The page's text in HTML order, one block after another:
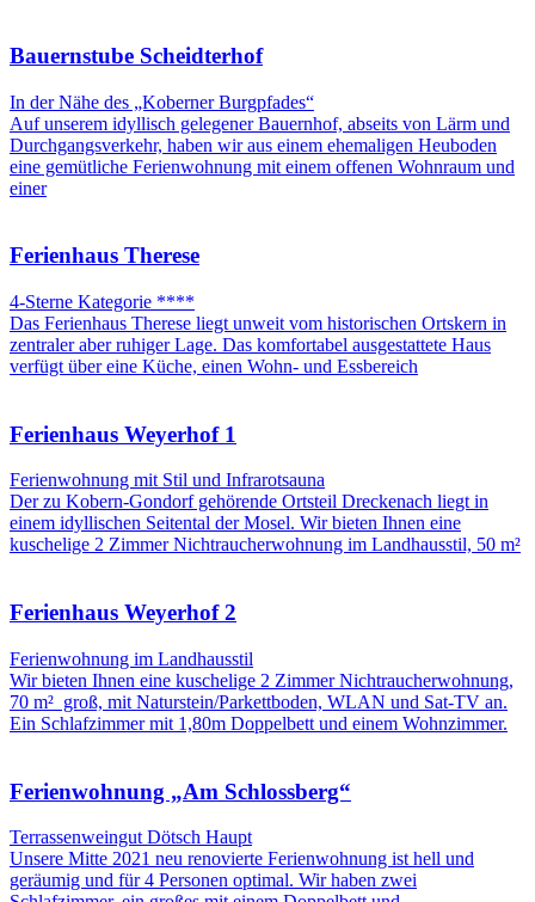
Bauernstube Scheidterhof
In der Nähe des „Koberner Burgpfades“
Auf unserem idyllisch gelegener Bauernhof, abseits von Lärm und
Durchgangsverkehr, haben wir aus einem ehemaligen Heuboden
eine gemütliche Ferienwohnung mit einem offenen Wohnraum und
einer
Ferienhaus Therese
4-Sterne Kategorie ****
Das Ferienhaus Therese liegt unweit vom historischen Ortskern in
zentraler aber ruhiger Lage. Das komfortabel ausgestattete Haus
verfügt über eine Küche, einen Wohn- und Essbereich
Ferienhaus Weyerhof 1
Ferienwohnung mit Stil und Infrarotsauna
Der zu Kobern-Gondorf gehörende Ortsteil Dreckenach liegt in
einem idyllischen Seitental der Mosel. Wir bieten Ihnen eine
kuschelige 2 Zimmer Nichtraucherwohnung im Landhausstil, 50 m²
Ferienhaus Weyerhof 2
Ferienwohnung im Landhausstil
Wir bieten Ihnen eine kuschelige 2 Zimmer Nichtraucherwohnung,
70 m² groß, mit Naturstein/Parkettboden, WLAN und Sat-TV an.
Ein Schlafzimmer mit 1,80m Doppelbett und einem Wohnzimmer.
Ferienwohnung „Am Schlossberg“
Terrassenweingut Dötsch Haupt
Unsere Mitte 2021 neu renovierte Ferienwohnung ist hell und
geräumig und für 4 Personen optimal. Wir haben zwei